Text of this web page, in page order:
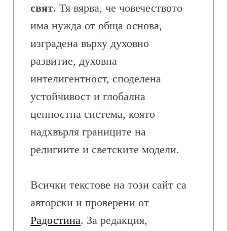
свят. Тя вярва, че човечеството
има нужда от обща основа,
изградена върху духовно
развитие, духовна
интелигентност, споделена
устойчивост и глобална
ценностна система, която
надхвърля границите на
религиите и светските модели.
Всички текстове на този сайт са
авторски и проверени от
Радостина. За редакция,